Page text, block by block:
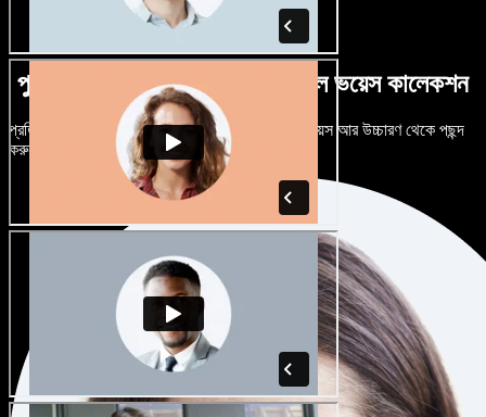
পুরুষ-নারী ভেদে নানান উচ্চারণে বিশাল ভয়েস কালেকশন
প্রতিটি প্রজেক্টকে আলাদা শোনাতে দিন। শত শত AI ভয়েস আর উচ্চারণ থেকে পছন্দ
করুন, নিজের মতো টিউন করুন।